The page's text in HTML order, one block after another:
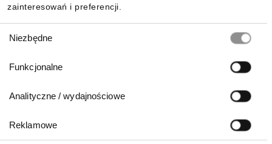
zainteresowań i preferencji.
zgody
Niezbędne
Funkcjonalne
Analityczne / wydajnościowe
Reklamowe